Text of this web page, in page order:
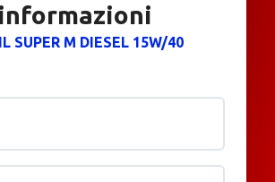
informazioni
SUPER M DIESEL 15W/40